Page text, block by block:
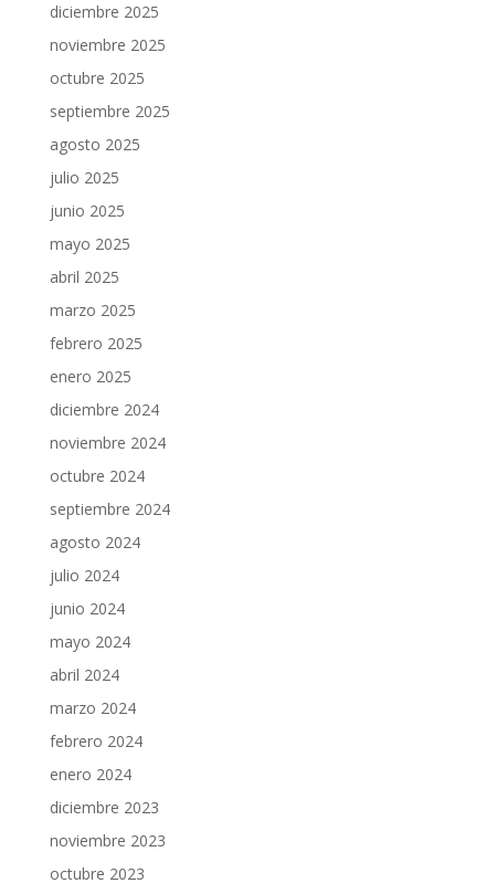
diciembre 2025
noviembre 2025
octubre 2025
septiembre 2025
agosto 2025
julio 2025
junio 2025
mayo 2025
abril 2025
marzo 2025
febrero 2025
enero 2025
diciembre 2024
noviembre 2024
octubre 2024
septiembre 2024
agosto 2024
julio 2024
junio 2024
mayo 2024
abril 2024
marzo 2024
febrero 2024
enero 2024
diciembre 2023
noviembre 2023
octubre 2023